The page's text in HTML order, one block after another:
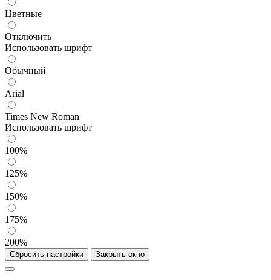
Цветные
Отключить
Использовать шрифт
Обычный
Arial
Times New Roman
Использовать шрифт
100%
125%
150%
175%
200%
Сбросить настройки Закрыть окно